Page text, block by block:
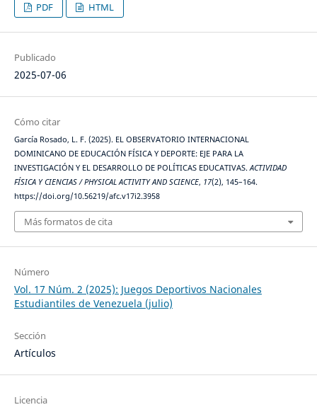
PDF HTML
Publicado
2025-07-06
Cómo citar
García Rosado, L. F. (2025). EL OBSERVATORIO INTERNACIONAL
DOMINICANO DE EDUCACIÓN FÍSICA Y DEPORTE: EJE PARA LA
INVESTIGACIÓN Y EL DESARROLLO DE POLÍTICAS EDUCATIVAS.ACTIVIDAD
FÍSICA Y CIENCIAS / PHYSICAL ACTIVITY AND SCIENCE, 17(2), 145–164.
https://doi.org/10.56219/afc.v17i2.3958
Más formatos de cita
Número
Vol. 17 Núm. 2 (2025): Juegos Deportivos Nacionales
Estudiantiles de Venezuela (julio)
Sección
Artículos
Licencia